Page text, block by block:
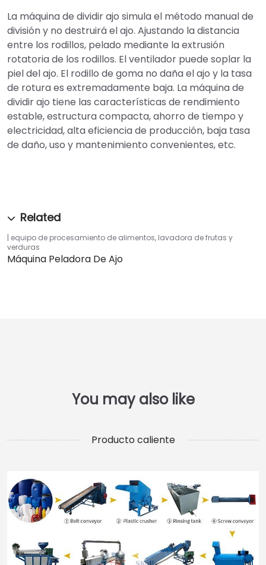
La máquina de dividir ajo simula el método manual de
división y no destruirá el ajo. Ajustando la distancia
entre los rodillos, pelado mediante la extrusión
rotatoria de los rodillos. El ventilador puede soplar la
piel del ajo. El rodillo de goma no daña el ajo y la tasa
de rotura es extremadamente baja. La máquina de
dividir ajo tiene las características de rendimiento
estable, estructura compacta, ahorro de tiempo y
electricidad, alta eficiencia de producción, baja tasa
de daño, uso y mantenimiento convenientes, etc.
equipo de procesamiento de alimentos, lavadora de frutas y
verduras
Máquina Peladora De Ajo
Producto caliente